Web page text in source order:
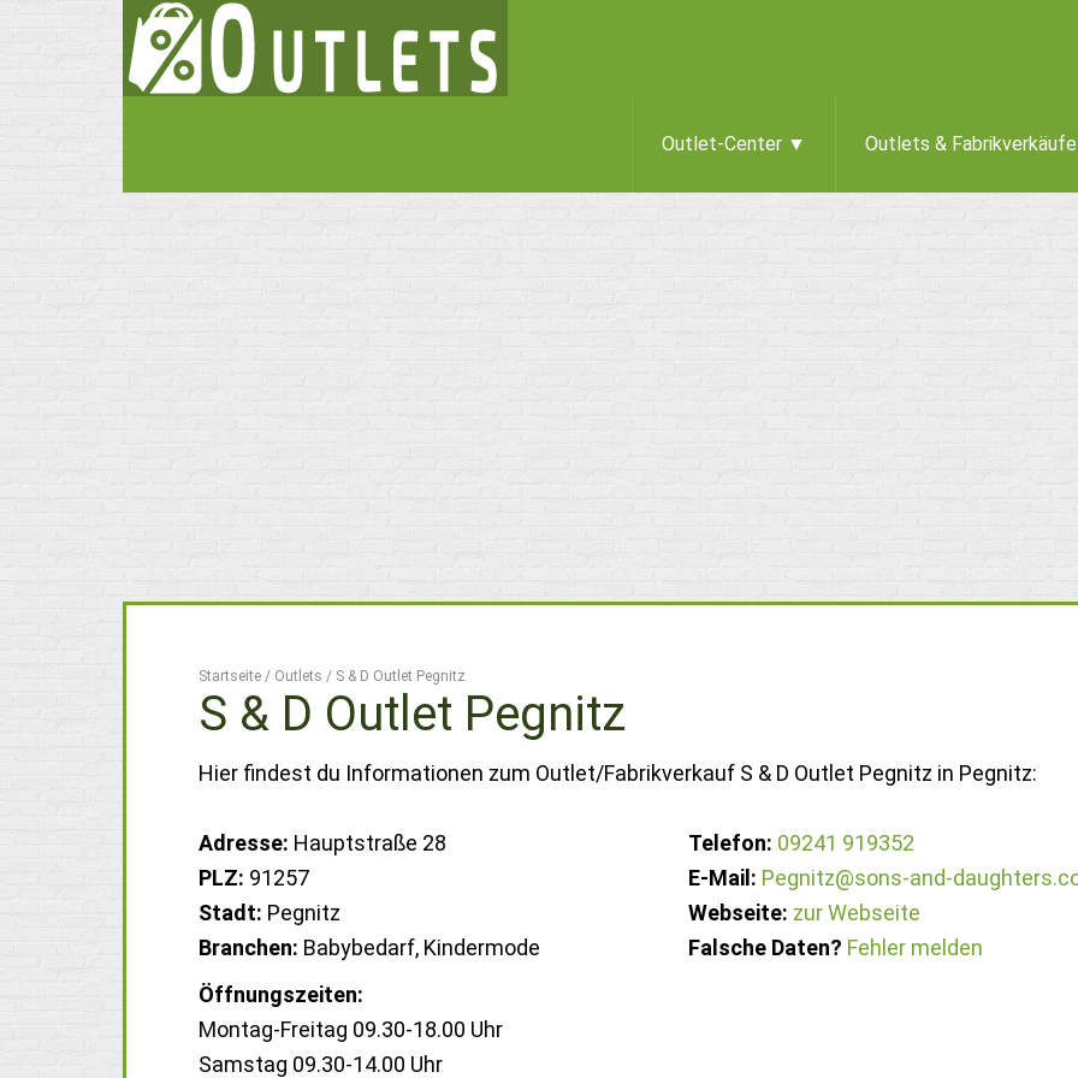
Outlet-Center ▼ Outlets &
Startseite / Outlets / S & D Outlet Pegnitz
S & D Outlet Pegnitz
Hier findest du Informationen zum Outlet/Fabrikverkauf S & D Outlet Pegnitz in Pegnitz:
Adresse: Hauptstraße 28
PLZ: 91257
Stadt: Pegnitz
Branchen: Babybedarf, Kindermode
Telefon: 09241 919352
E-Mail: Pegnitz@sons-and-
Webseite: zur Webseite
Falsche Daten? Fehler melden
Öffnungszeiten:
Montag-Freitag 09.30-18.00 Uhr
Samstag 09.30-14.00 Uhr